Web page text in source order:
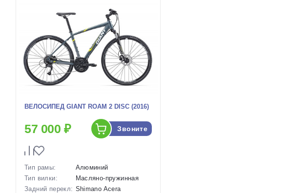
ВЕЛОСИПЕД GIANT ROAM 2 DISC (2016)
57 000 ₽ Звоните
Тип рамы:
Алюминий
Тип вилки:
Масляно-пружинная
Задний перекл: Shimano Acera